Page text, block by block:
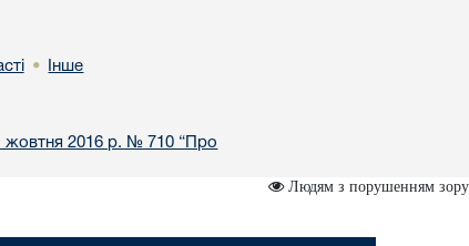
• Інше
жовтня 2016 р. № 710 “Про
Людям з порушенням зору